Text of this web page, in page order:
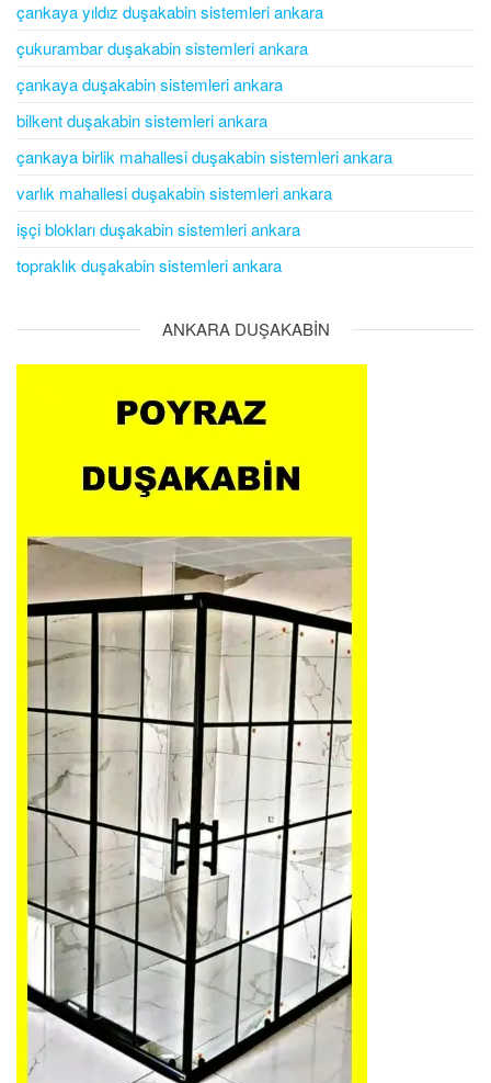
çankaya yıldız duşakabin sistemleri ankara
çukurambar duşakabin sistemleri ankara
çankaya duşakabin sistemleri ankara
bilkent duşakabin sistemleri ankara
çankaya birlik mahallesi duşakabin sistemleri ankara
varlık mahallesi duşakabin sistemleri ankara
işçi blokları duşakabin sistemleri ankara
topraklık duşakabin sistemleri ankara
ANKARA DUŞAKABİN